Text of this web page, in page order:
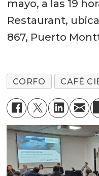
mayo, a las 19
Restaurant,
867, Puerto
CORFO CAFÉ